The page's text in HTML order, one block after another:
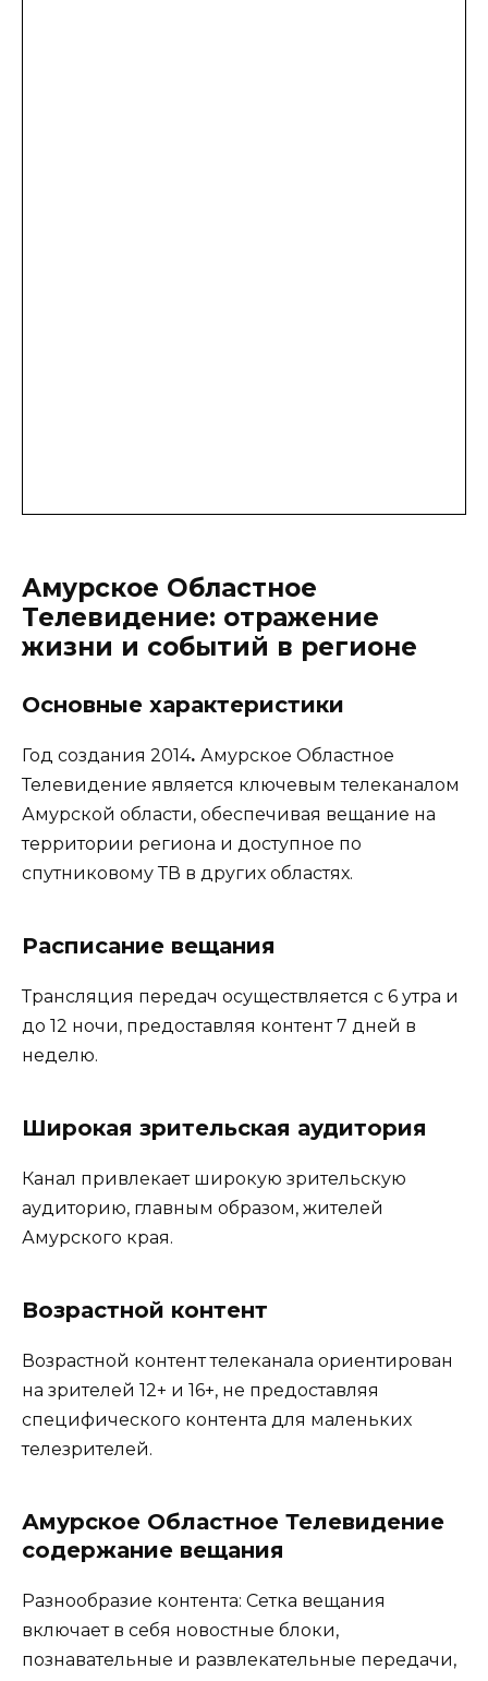
Амурское Областное
Телевидение: отражение
жизни и событий в регионе
Основные характеристики
Год создания 2014. Амурское Областное
Телевидение является ключевым телеканалом
Амурской области, обеспечивая вещание на
территории региона и доступное по
спутниковому ТВ в других областях.
Расписание вещания
Трансляция передач осуществляется с 6 утра и
до 12 ночи, предоставляя контент 7 дней в
неделю.
Широкая зрительская аудитория
Канал привлекает широкую зрительскую
аудиторию, главным образом, жителей
Амурского края.
Возрастной контент
Возрастной контент телеканала ориентирован
на зрителей 12+ и 16+, не предоставляя
специфического контента для маленьких
телезрителей.
Амурское Областное Телевидение
содержание вещания
Разнообразие контента: Сетка вещания
включает в себя новостные блоки,
познавательные и развлекательные передачи,